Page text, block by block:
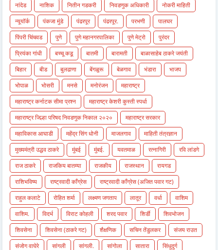
नांदेड
नाशिक नितीन गडकरी निवडणुक अधिकारी
नोकरी माहिती
न्यूयॉर्क
पंकजा मुंडे पंढरपूर पंढरपूर. परभणी
पालघर
पिंपरी चिंचवड
पुणे पुणे महानगरपालिका पुणे मेट्रो
पुरंदर
प्रियंका गांधी
बच्चू कडू बातमी बारामती
बाळासाहेब ठाकरे जयंती
बिहार
बीड बुलढाणा बेंगळुरू बेळगाव भंडारा
भाजप
भोपाळ
भोसरी मनसे मनोरंजन
महाराष्ट्र
महाराष्ट्र कर्नाटक सीमा प्रश्न
महाराष्ट्र केशरी कुस्ती स्पर्धा
महाराष्ट्र जिल्हा परिषद निवडणुक निकाल २०२०
महाराष्ट्र सरकार
महाविकास आघाडी
महेंद्र सिंग धोनी माजलगाव
माहिती तंत्रज्ञान
मुख्यमंत्री उद्धव ठाकरे
मुंबई मुंबई. यवतमाळ रत्नागिरी
रवि लांडगे
राज ठाकरे
राजकिय बातम्या राजकीय राजस्थान
रायगड
राशिभविष्य
राष्ट्रवादी काँग्रेस
राष्ट्रवादी काँग्रेस (अजित पवार गट)
राहुल कलाटे
रोहित शर्मा लक्ष्मण जगताप लातूर वर्धा
वाशिम
वाशिम.
विदर्भ विराट कोहली शरद पवार शिर्डी
शिवभोजन
शिवसेना
शिवसेना (ठाकरे गट) शैक्षणिक सचिन तेंडुलकर
संजय राउत
संजोग वाघेरे
सांगली सांगली. सांगोला सातारा सिंधुदुर्ग